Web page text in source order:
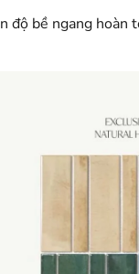
bề ngang hoàn